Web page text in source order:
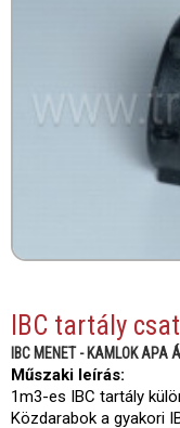
IBC tartály
IBC MENET - KAMLOK APA
Műszaki leírás:
1m3-es IBC tartály
Közdarabok a gyakori